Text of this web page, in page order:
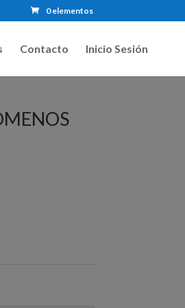
0 elementos
Contacto Inicio Sesión